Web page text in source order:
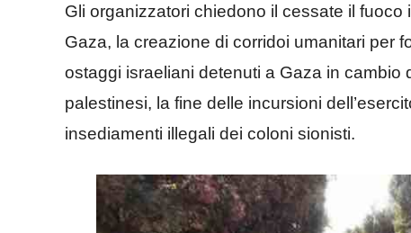
Gli organizzatori chiedono il cessate il fuoco
Gaza, la creazione di corridoi umanitari per
ostaggi israeliani detenuti a Gaza in cambio
palestinesi, la fine delle incursioni
insediamenti illegali dei coloni sionisti.